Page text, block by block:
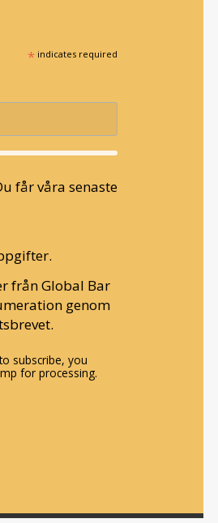
* indicates required
får våra senaste
från Global Bar
genom
subscribe, you
for processing.